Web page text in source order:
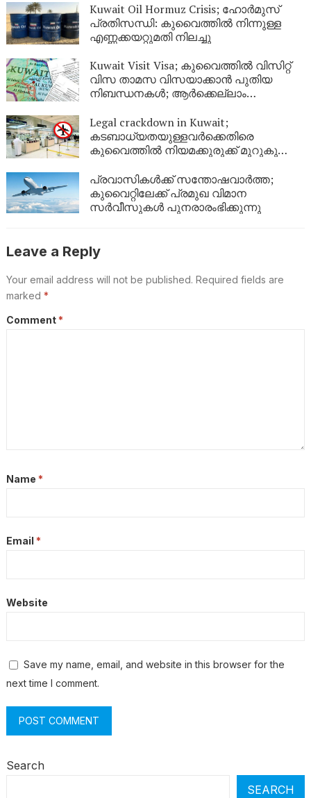
Kuwait Oil Hormuz Crisis; ഹോർമുസ്
പ്രതിസന്ധി: കുവൈത്തിൽ നിന്നുള്ള
എണ്ണക്കയറ്റുമതി നിലച്ചു
Kuwait Visit Visa; കുവൈത്തിൽ വിസിറ്റ്
വിസ താമസ വിസയാക്കാൻ പുതിയ
നിബന്ധനകൾ; ആർക്കെല്ലാം
Legal crackdown in Kuwait;
കടബാധ്യതയുള്ളവർക്കെതിരെ
കുവൈത്തിൽ നിയമക്കുരുക്ക് മുറുകുന്നു;
യാത്രാവിലക്ക്
പ്രവാസികൾക്ക് സന്തോഷവാർത്ത;
കുവൈറ്റിലേക്ക് പ്രമുഖ വിമാന
സർവീസുകൾ പുനരാരംഭിക്കുന്നു
Leave a Reply
Your email address will not be published. Required fields are
marked *
Comment *
Name *
Email *
Website
Save my name, email, and website in this browser for the
next time I comment.
Search
SEARCH